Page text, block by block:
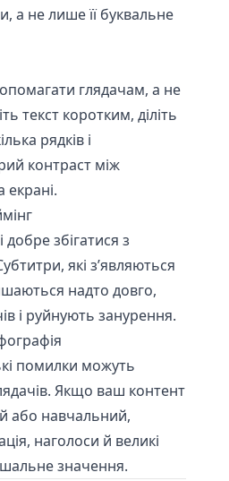
а не лише її буквальне
глядачам, а не
текст коротким, діліть
рядків і
контраст між
збігатися з
які з’являються
надто довго,
і руйнують занурення.
помилки можуть
Якщо ваш контент
або навчальний,
наголоси й великі
значення.